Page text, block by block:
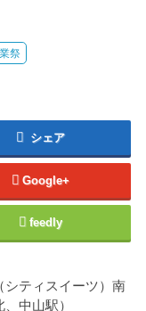
祭
シェア
Google+
feedly
シティスイーツ）南
中山駅）